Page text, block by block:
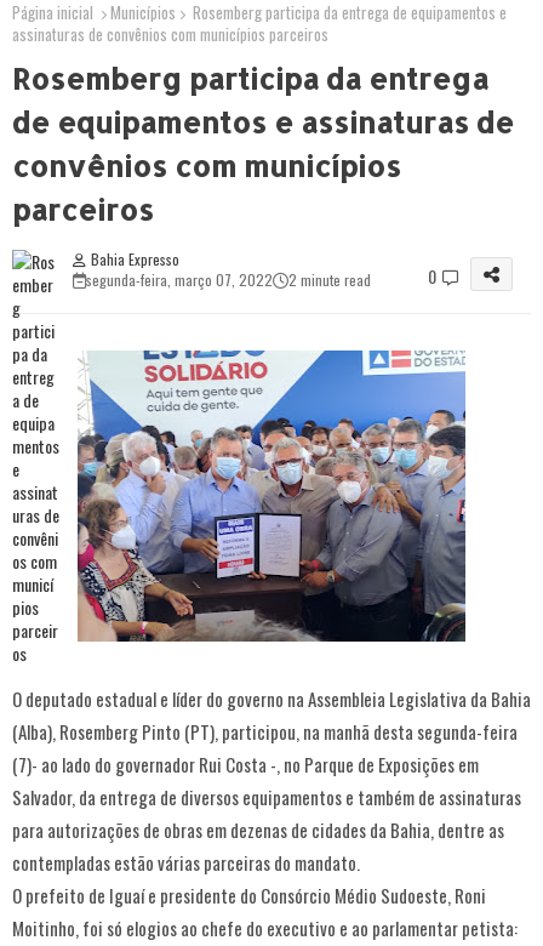
Página inicial Municípios
Rosemberg participa da entrega de equipamentos e
assinaturas de convênios com municípios parceiros
Rosemberg participa da entrega
de equipamentos e assinaturas de
convênios com municípios
parceiros
Bahia Expresso
segunda-feira, março 07, 2022
2 minute read 0
O deputado estadual e líder do governo na Assembleia Legislativa da Bahia
(Alba), Rosemberg Pinto (PT), participou, na manhã desta segunda-feira
(7)- ao lado do governador Rui Costa -, no Parque de Exposições em
Salvador, da entrega de diversos equipamentos e também de assinaturas
para autorizações de obras em dezenas de cidades da Bahia, dentre as
contempladas estão várias parceiras do mandato.
O prefeito de Iguaí e presidente do Consórcio Médio Sudoeste, Roni
Moitinho, foi só elogios ao chefe do executivo e ao parlamentar petista: